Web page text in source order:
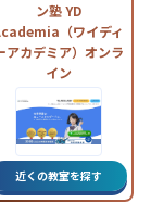
ン塾 YD
（ワイディ
アカデミア）オンラ
イン
近くの教室を探す